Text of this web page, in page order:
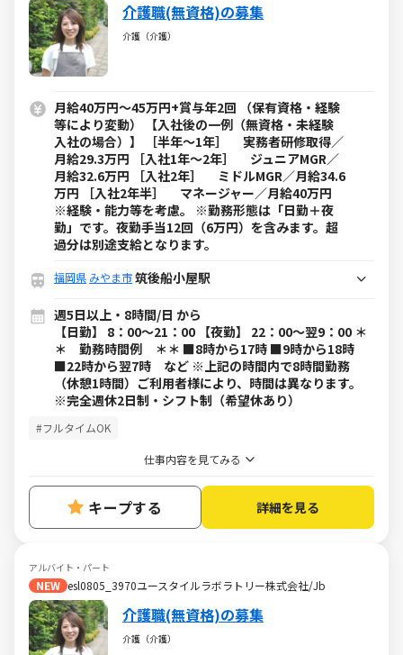
介護職(無資格)の募集
介護（介護）
月給40万円～45万円+賞与年2回 （保有資格・経験
等により変動） 【入社後の一例（無資格・未経験
入社の場合）】 ［半年～1年］ 実務者研修取得／
月給29.3万円 ［入社1年～2年］ ジュニアMGR／
月給32.6万円 ［入社2年］ ミドルMGR／月給34.6
万円 ［入社2年半］ マネージャー／月給40万円
※経験・能力等を考慮。 ※勤務形態は「日勤＋夜
勤」です。夜勤手当12回（6万円）を含みます。超
過分は別途支給となります。
福岡県 みやま市筑後船小屋駅
週5日以上・8時間/日 から
【日勤】 8：00～21：00 【夜勤】 22：00～翌9：00 ＊
＊ 勤務時間例 ＊＊ ■8時から17時 ■9時から18時
■22時から翌7時 など ※上記の時間内で8時間勤務
（休憩1時間）ご利用者様により、時間は異なります。
※完全週休2日制・シフト制（希望休あり）
#フルタイムOK
仕事内容を見てみる
キープする 詳細を見る
アルバイト・パート
NEW esl0805_3970ユースタイルラボラトリー株式会社/Jb
介護職(無資格)の募集
介護（介護）